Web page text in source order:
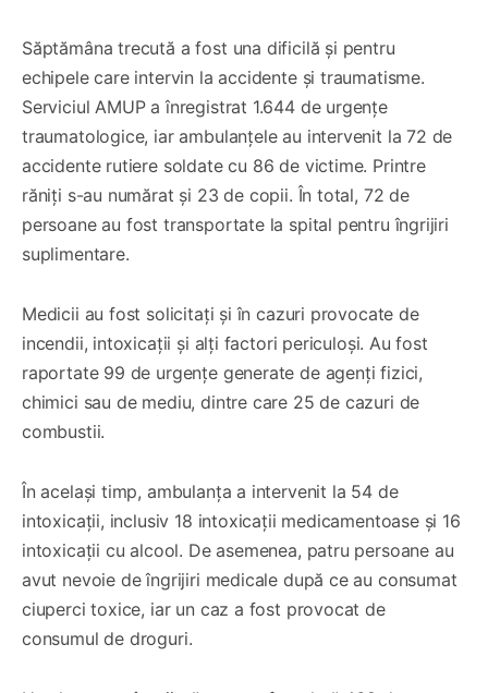
Săptămâna trecută a fost una dificilă și pentru
echipele care intervin la accidente și traumatisme.
Serviciul AMUP a înregistrat 1.644 de urgențe
traumatologice, iar ambulanțele au intervenit la 72 de
accidente rutiere soldate cu 86 de victime. Printre
răniți s-au numărat și 23 de copii. În total, 72 de
persoane au fost transportate la spital pentru îngrijiri
suplimentare.
Medicii au fost solicitați și în cazuri provocate de
incendii, intoxicații și alți factori periculoși. Au fost
raportate 99 de urgențe generate de agenți fizici,
chimici sau de mediu, dintre care 25 de cazuri de
combustii.
În același timp, ambulanța a intervenit la 54 de
intoxicații, inclusiv 18 intoxicații medicamentoase și 16
intoxicații cu alcool. De asemenea, patru persoane au
avut nevoie de îngrijiri medicale după ce au consumat
ciuperci toxice, iar un caz a fost provocat de
consumul de droguri.